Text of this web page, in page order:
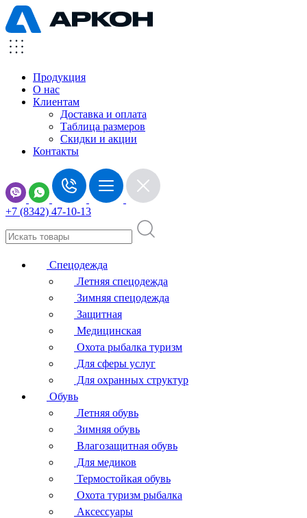
Продукция
О нас
Клиентам
Доставка и оплата
Таблица размеров
Скидки и акции
Контакты
+7 (8342) 47-10-13
Спецодежда
Летняя спецодежда
Зимняя спецодежда
Защитная
Медицинская
Охота рыбалка туризм
Для сферы услуг
Для охранных структур
Обувь
Летняя обувь
Зимняя обувь
Влагозащитная обувь
Для медиков
Термостойкая обувь
Охота туризм рыбалка
Аксессуары